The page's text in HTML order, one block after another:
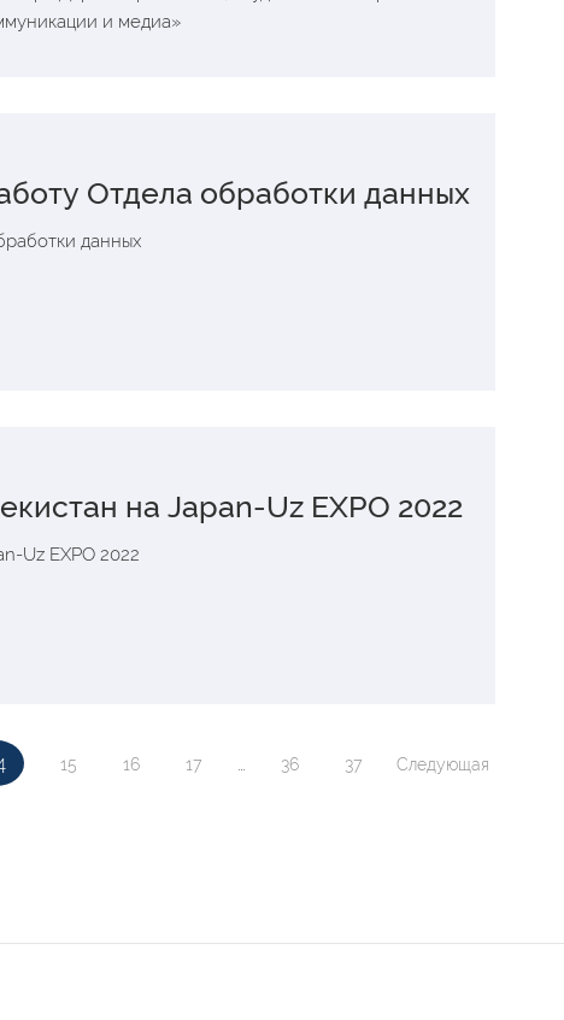
и медиа»
Отдела обработки данных
данных
на Japan-Uz EXPO 2022
Uz EXPO 2022
15 16 17 36 37 Следующая